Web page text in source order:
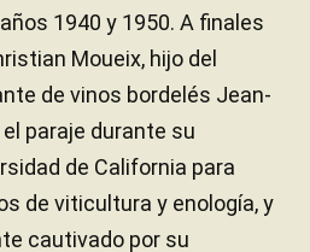
1940 y 1950. A finales
Moueix, hijo del
de vinos bordelés Jean-
paraje durante su
de California para
de viticultura y enología, y
cautivado por su